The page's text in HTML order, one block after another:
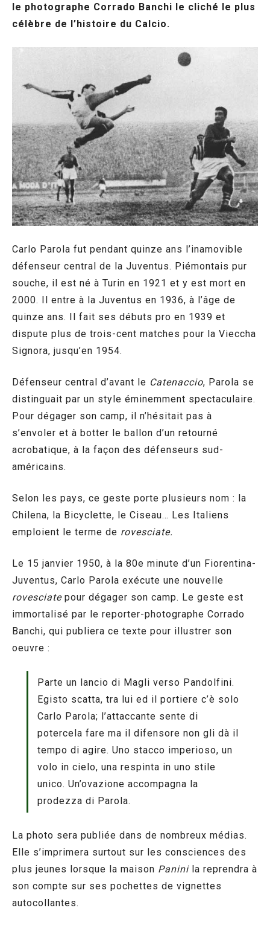
le photographe Corrado Banchi le cliché le plus
célèbre de l’histoire du Calcio.
Carlo Parola fut pendant quinze ans l’inamovible
défenseur central de la Juventus. Piémontais pur
souche, il est né à Turin en 1921 et y est mort en
2000. Il entre à la Juventus en 1936, à l’âge de
quinze ans. Il fait ses débuts pro en 1939 et
dispute plus de trois-cent matches pour la Vieccha
Signora, jusqu’en 1954.
Défenseur central d’avant le Catenaccio, Parola se
distinguait par un style éminemment spectaculaire.
Pour dégager son camp, il n’hésitait pas à
s’envoler et à botter le ballon d’un retourné
acrobatique, à la façon des défenseurs sud-
américains.
Selon les pays, ce geste porte plusieurs nom : la
Chilena, la Bicyclette, le Ciseau… Les Italiens
emploient le terme de rovesciate.
Le 15 janvier 1950, à la 80e minute d’un Fiorentina-
Juventus, Carlo Parola exécute une nouvelle
rovesciatepour dégager son camp. Le geste est
immortalisé par le reporter-photographe Corrado
Banchi, qui publiera ce texte pour illustrer son
oeuvre :
Parte un lancio di Magli verso Pandolfini.
Egisto scatta, tra lui ed il portiere c’è solo
Carlo Parola; l’attaccante sente di
potercela fare ma il difensore non gli dà il
tempo di agire. Uno stacco imperioso, un
volo in cielo, una respinta in uno stile
unico. Un’ovazione accompagna la
prodezza di Parola.
La photo sera publiée dans de nombreux médias.
Elle s’imprimera surtout sur les consciences des
plus jeunes lorsque la maison Paninila reprendra à
son compte sur ses pochettes de vignettes
autocollantes.